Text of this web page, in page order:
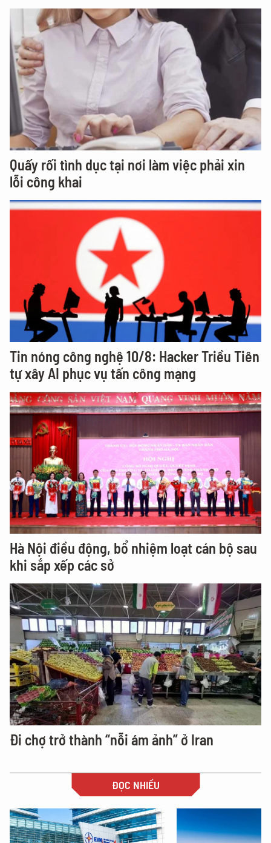
Quấy rối tình dục tại nơi làm việc phải xin
lỗi công khai
Tin nóng công nghệ 10/8: Hacker Triều Tiên
tự xây AI phục vụ tấn công mạng
Hà Nội điều động, bổ nhiệm loạt cán bộ sau
khi sắp xếp các sở
Đi chợ trở thành “nỗi ám ảnh” ở Iran
ĐỌC NHIỀU